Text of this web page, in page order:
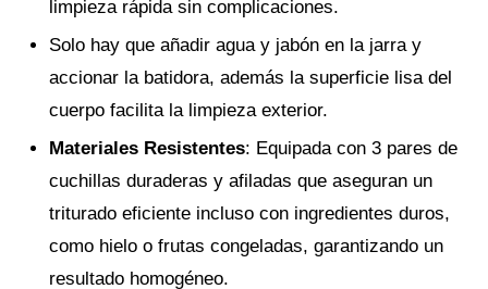
limpieza rápida sin complicaciones.
Solo hay que añadir agua y jabón en la jarra y
accionar la batidora, además la superficie lisa del
cuerpo facilita la limpieza exterior.
Materiales Resistentes: Equipada con 3 pares de
cuchillas duraderas y afiladas que aseguran un
triturado eficiente incluso con ingredientes duros,
como hielo o frutas congeladas, garantizando un
resultado homogéneo.